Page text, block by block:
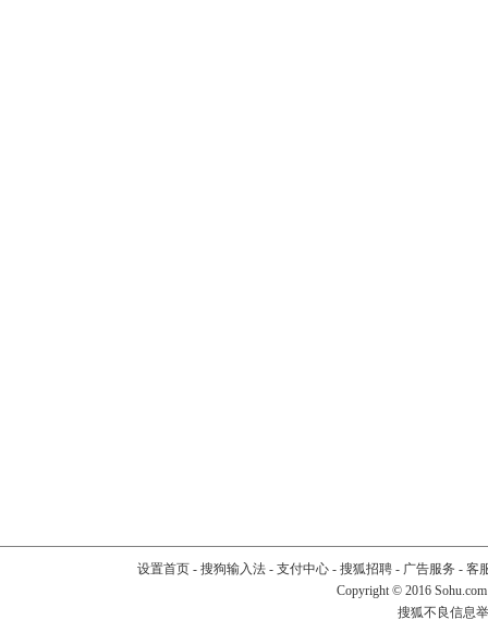
设置首页- 搜狗输入法- 支付中心- 搜狐招聘- 广告服务 - 客
Copyright © 2016
搜狐不良信息